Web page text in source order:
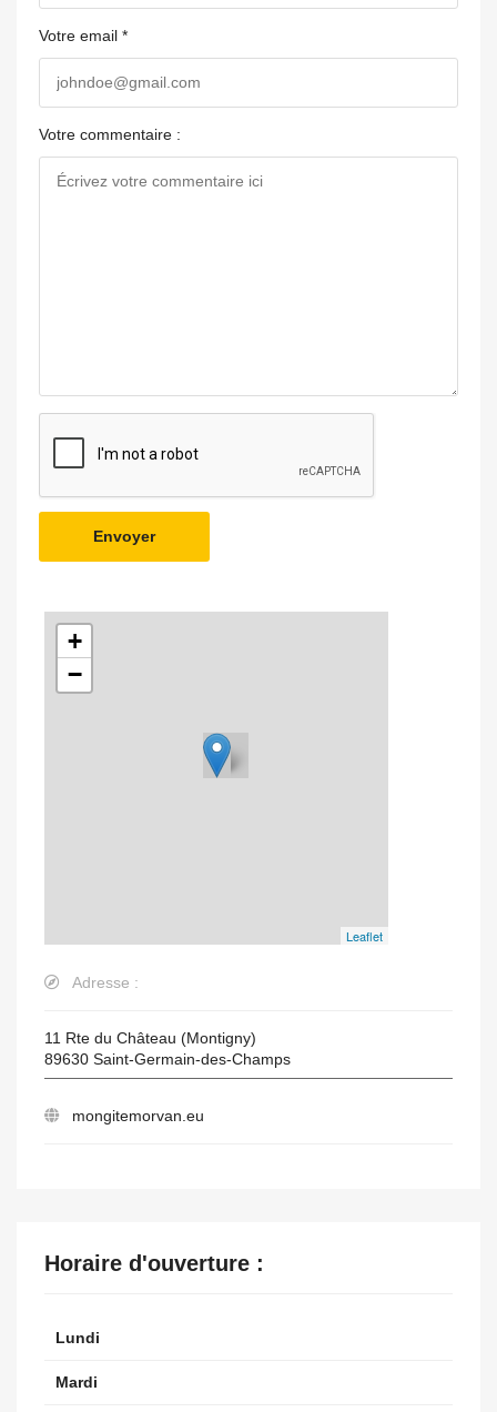
Votre email *
Votre commentaire :
Envoyer
+
−
Leaflet
Adresse :
11 Rte du Château (Montigny)
89630 Saint-Germain-des-Champs
mongitemorvan.eu
Horaire d'ouverture :
Lundi
Mardi